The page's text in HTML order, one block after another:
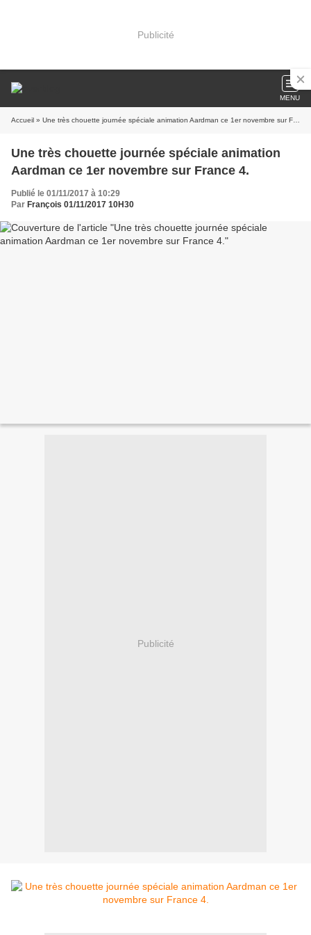
Publicité
MENU
Accueil » Une très chouette journée spéciale animation Aardman ce 1er novembre sur France 4.
Une très chouette journée spéciale animation
Aardman ce 1er novembre sur France 4.
Publié le 01/11/2017 à 10:29
Par François 01/11/2017 10H30
Publicité